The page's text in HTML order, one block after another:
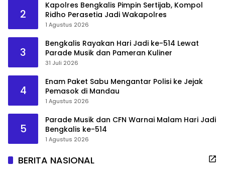
2
Kapolres Bengkalis Pimpin Sertijab, Kompol
Ridho Perasetia Jadi Wakapolres
1 Agustus 2026
3
Bengkalis Rayakan Hari Jadi ke-514 Lewat
Parade Musik dan Pameran Kuliner
31 Juli 2026
4
Enam Paket Sabu Mengantar Polisi ke Jejak
Pemasok di Mandau
1 Agustus 2026
5
Parade Musik dan CFN Warnai Malam Hari Jadi
Bengkalis ke-514
1 Agustus 2026
BERITA NASIONAL